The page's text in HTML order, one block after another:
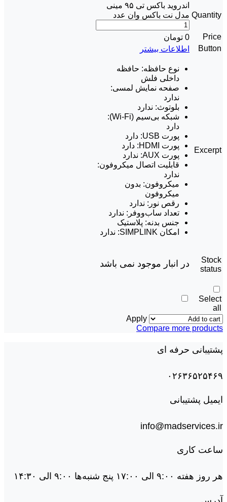
Quantity
اندروید باکس تی ۹۵ مینی
مدل نت باکس وان عدد
Price
0 تومان
Button
اطلاعات بیشتر
Excerpt
نوع حافظه: حافظه
داخلی فلش
صفحه نمایش لمسی:
ندارد
بلوتوث: ندارد
شبکه بی‌سیم (Wi-Fi):
دارد
پورت USB: دارد
پورت HDMI: دارد
پورت AUX: ندارد
قابلیت اتصال میکروفون:
ندارد
میکروفون: بدون
میکروفون
رقص نور: ندارد
تعداد ساب‌ووفر: ندارد
جنس بدنه: پلاستیک
امکان SIMPLINK: ندارد
Stock
status
در انبار موجود نمی باشد
Select
all
Apply
Compare more products
پشتیبانی حرفه ای
۰۲۶۳۶۵۲۵۴۶۹
ایمیل پشتیبانی
info@madservices.ir
ساعت کاری
هر روز هفته ۹:۰۰ الی ۱۷:۰۰ پنج شنبه‌ها ۹:۰۰ الی ۱۴:۳۰